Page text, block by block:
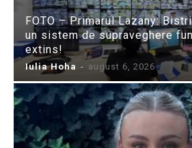
FOTO – Primarul Lazany:
un sistem de supraveghere
extins!
Iulia Hoha - august 6, 2026